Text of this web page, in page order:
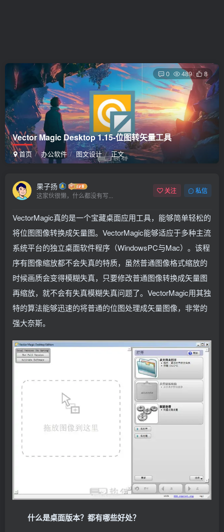
Vector Magic Desktop 1.15-位图转矢量工具
首页 办公软件 图文设计 正文
0 489 8
果子扬
这家伙很懒，什么都没有写...
关注 私信
VectorMagic真的是一个宝藏桌面应用工具，能够简单轻松的
将位图图像转换成矢量图。VectorMagic能够适应于多种主流
系统平台的独立桌面软件程序（WindowsPC与Mac）。该程
序有图像缩放都不会失真的特质，虽然普通图像格式缩放的
时候画质会变得模糊失真，只要修改普通图像转换成矢量图
再缩放，就不会有失真模糊失真问题了。VectorMagic用其独
特的算法能够迅速的将普通的位图处理成矢量图像，非常的
强大奈斯。
什么是桌面版本？都有哪些好处？